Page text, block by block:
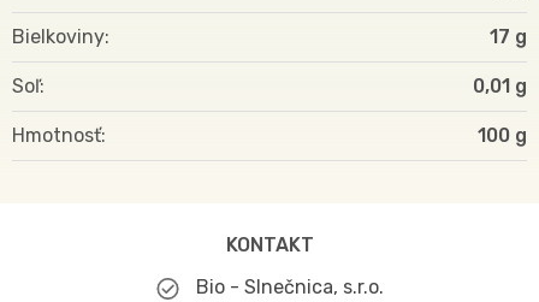
Bielkoviny 17 g
Soľ 0,01 g
Hmotnosť 100
KONTAKT
Bio - Slnečnica, s.r.o.